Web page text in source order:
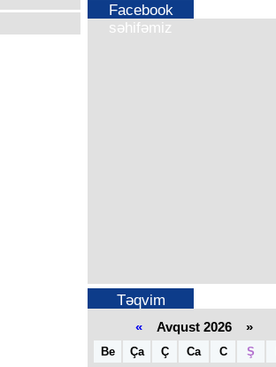
Facebook
səhifəmiz
Təqvim
«Avqust 2026 »
Be Ça Ç Ca C Ş